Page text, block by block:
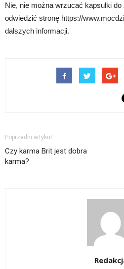
Nie, nie można wrzucać kapsułki
odwiedzić stronę https://
dalszych informacji.
Poprzedni artykuł
Czy karma Brit jest dobra
karma?